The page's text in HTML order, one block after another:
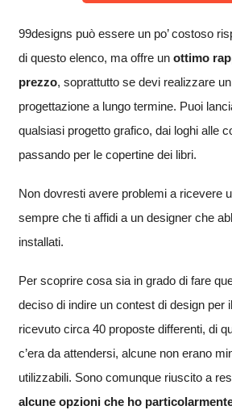
99designs può essere un po’ costoso
di questo elenco, ma offre un ottimo
prezzo, soprattutto se devi realizzare
progettazione a lungo termine. Puoi
qualsiasi progetto grafico, dai loghi alle
passando per le copertine dei libri.
Non dovresti avere problemi a ricevere
sempre che ti affidi a un designer che
installati.
Per scoprire cosa sia in grado di fare
deciso di indire un contest di design per
ricevuto circa 40 proposte differenti, di
c’era da attendersi, alcune non erano
utilizzabili. Sono comunque riuscito a
alcune opzioni che ho